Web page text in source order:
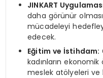
JINKART
daha görünür
mücadeleyi
edecek.
Eğitim ve İstihdam:
kadınların
meslek atölyeleri ve